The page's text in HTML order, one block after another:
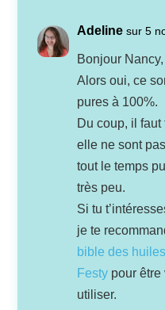
Adeline sur 5
Bonjour Nancy,
Alors oui, ce
pures à 100%.
Du coup, il
elle ne sont
tout le temps
très peu.
Si tu
je te
bible des
Festy pour
utiliser.